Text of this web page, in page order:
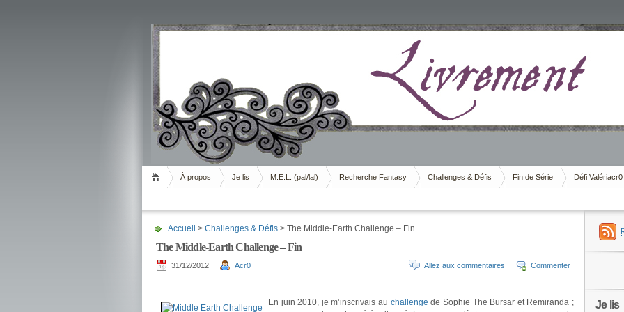
Livrement
À propos Je lis M.E.L. (pal/lal) Recherche Fantasy Challenges & Défis Fin de Série Défi Valériacr0
Accueil > Challenges & Défis > The Middle-Earth Challenge – Fin
The Middle-Earth Challenge – Fin
31/12/2012 Acr0 Commenter
Allez aux commentaires
En juin 2010, je m’inscrivais au challenge de Sophie The Bursar et Remiranda ;
Je lis